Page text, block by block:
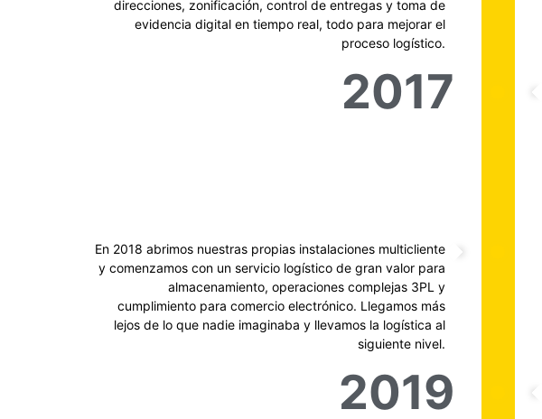
direcciones, zonificación, control de entregas y toma de
evidencia digital en tiempo real, todo para mejorar el
proceso logístico.
2017
En 2018 abrimos nuestras propias instalaciones multicliente
y comenzamos con un servicio logístico de gran valor para
almacenamiento, operaciones complejas 3PL y
cumplimiento para comercio electrónico. Llegamos más
lejos de lo que nadie imaginaba y llevamos la logística al
siguiente nivel.
2019